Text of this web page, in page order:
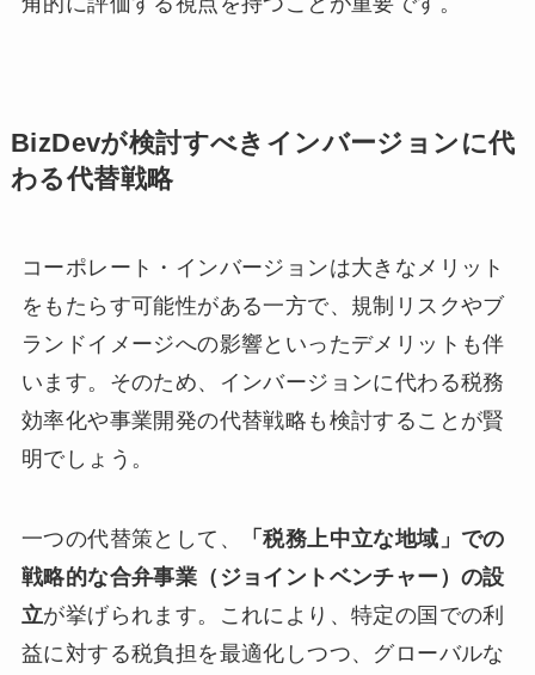
BizDevが検討すべきインバージョンに代
わる代替戦略
コーポレート・インバージョンは大きなメリット
をもたらす可能性がある一方で、規制リスクやブ
ランドイメージへの影響といったデメリットも伴
います。そのため、インバージョンに代わる税務
効率化や事業開発の代替戦略も検討することが賢
明でしょう。
一つの代替策として、
「税務上中立な地域」での
戦略的な合弁事業（ジョイントベンチャー）の設
立が挙げられます。これにより、特定の国での利
益に対する税負担を最適化しつつ、グローバルな